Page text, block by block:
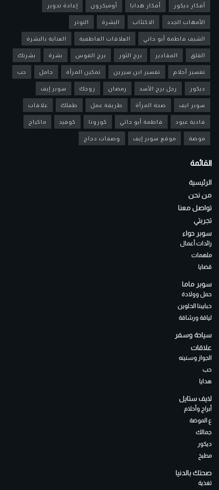
أفكار ديكور أفكار هدايا أوميكرون إعادة تدوير
الأمهات الجدد الاكتئاب البشرة التوتر
الشيف فاطمة أبو حاتي العلاقات العاطفية العناية بالبشرة
القلق المقادير برج الثور برج القوس بشرة بشرتك
تفسير أحلام تفسير ابن سيرين تمكين المرأة حامل حب
ديكور رجل برج الأسد رمضان زوجك سوبر إيف
سوبر ايف صحة المرأة طريقة عمل طفلك علاقات
فادية عبود فاطمة أبو حاتي كورونا كوفيد ماكياج
موضة موقع سوبر إيف وصفات دجاج
القائمة
الرئيسية
من نحن
تواصل معنا
تجربتي
سوبر حواء
رائدات أعمال
ملهمات
قضايا
سوبر ماما
حمل وولادة
حبايبنا الحلوين
لياقة ورشاقة
سياحة وسفر
علاقات
الجواز وسنينه
حب
هدايا
لايف ستايل
أبراج وأحلام
ع الموضة
جمالك
ديكور
مطبخ
صحتك بالدنيا
تغذية